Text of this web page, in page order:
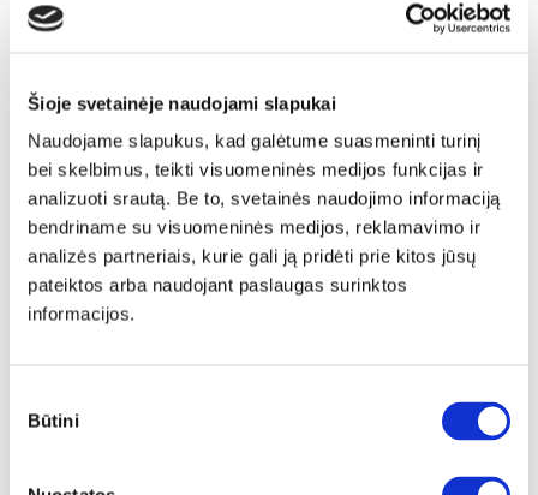
Šioje svetainėje naudojami slapukai
Naudojame slapukus, kad galėtume suasmeninti turinį
bei skelbimus, teikti visuomeninės medijos funkcijas ir
analizuoti srautą. Be to, svetainės naudojimo informaciją
bendriname su visuomeninės medijos, reklamavimo ir
analizės partneriais, kurie gali ją pridėti prie kitos jūsų
pateiktos arba naudojant paslaugas surinktos
informacijos.
pasirinkimas
Būtini
NAUJIENA YRA SANDĖLYJE
NABU E komoda 153 6S